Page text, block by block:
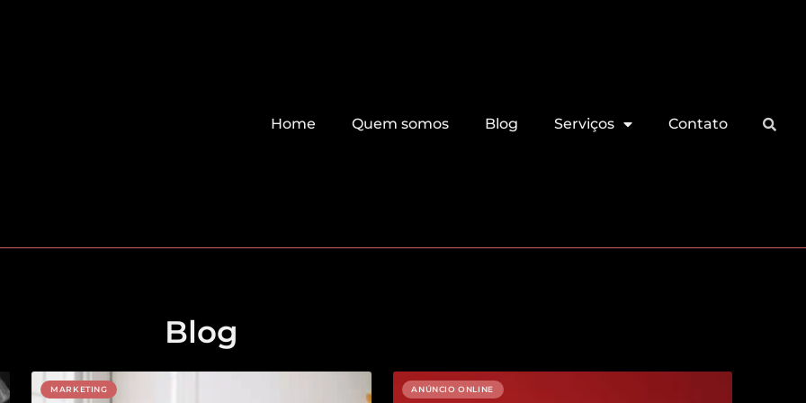
Home Quem somos Blog Serviços Contato
Blog
MARKETING ANÚNCIO ONLINE